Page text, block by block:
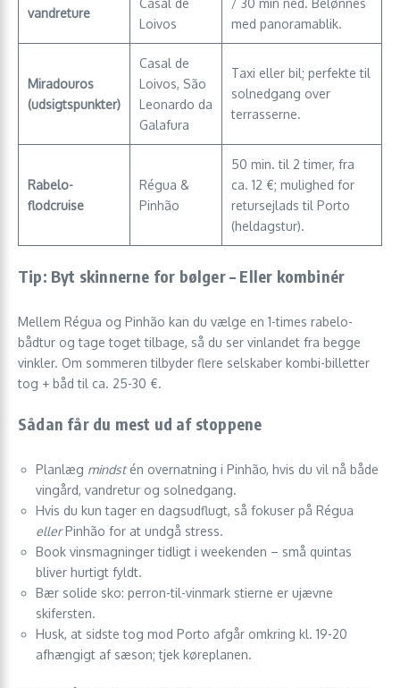
vandreture
Casal de
Loivos
/ 30 min ned. Belønnes
med panoramablik.
Miradouros
(udsigtspunkter)
Casal de
Loivos, São
Leonardo da
Galafura
Taxi eller bil; perfekte til
solnedgang over
terrasserne.
Rabelo-
flodcruise
Régua &
Pinhão
50 min. til 2 timer, fra
ca. 12 €; mulighed for
retur­sejlads til Porto
(heldagstur).
Tip: Byt skinnerne for bølger – Eller kombinér
Mellem Régua og Pinhão kan du vælge en 1-times rabelo-
bådtur og tage toget tilbage, så du ser vinlandet fra begge
vinkler. Om sommeren tilbyder flere selskaber kombi-billetter
tog + båd til ca. 25-30 €.
Sådan får du mest ud af stoppene
Planlæg mindstén overnatning i Pinhão, hvis du vil nå både
vingård, vandretur og solnedgang.
Hvis du kun tager en dagsudflugt, så fokuser på Régua
ellerPinhão for at undgå stress.
Book vinsmagninger tidligt i weekenden – små quintas
bliver hurtigt fyldt.
Bær solide sko: perron-til-vinmark stierne er ujævne
skifersten.
Husk, at sidste tog mod Porto afgår omkring kl. 19-20
afhængigt af sæson; tjek køreplanen.